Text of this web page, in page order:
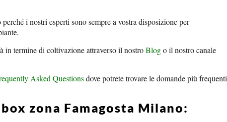
perché i nostri esperti sono sempre a vostra disposizione per
in termine di coltivazione attraverso il nostroBlogo il nostro canale
Asked Questionsdove potrete trovare le domande più frequenti
zona Famagosta Milano: